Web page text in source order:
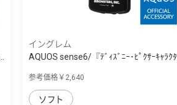
イングレム
AQUOS sense6/『ﾃﾞｨｽﾞﾆｰ･ﾋﾟｸｻｰｷｬﾗｸﾀ
参考価格￥2,640
ソフト